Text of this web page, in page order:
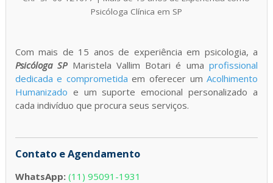
Psicóloga Clínica em SP
Com mais de 15 anos de experiência em psicologia, a
Psicóloga SPMaristela Vallim Botari é umaprofissional
dedicada e comprometida em oferecer umAcolhimento
Humanizado e um suporte emocional personalizado a
cada indivíduo que procura seus serviços.
Contato e Agendamento
WhatsApp: (11) 95091-1931